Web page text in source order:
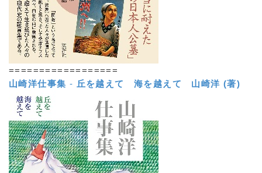
==================
山崎洋仕事集 - 丘を越えて 海を越えて 山崎洋 (著)